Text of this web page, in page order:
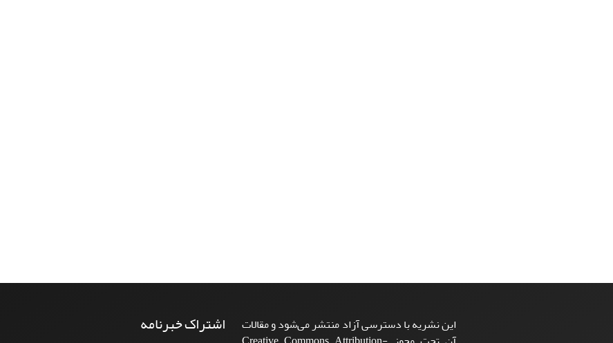
این نشریه با دسترسی آزاد منتشر می‌شود و مقالات
اشتراک خبرنامه